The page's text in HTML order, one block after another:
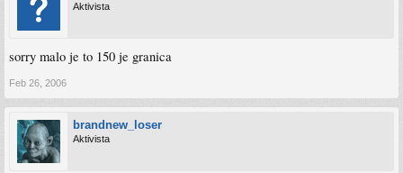
Aktivista
sorry malo je to 150 je granica
Feb 26, 2006
brandnew_loser
Aktivista